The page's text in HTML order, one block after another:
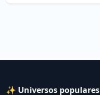
✨ Universos populares